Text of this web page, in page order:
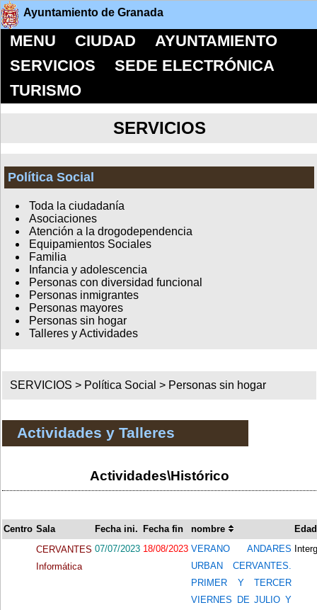
Ayuntamiento de Granada
MENU CIUDAD
AYUNTAMIENTO
SERVICIOS
SEDE ELECTRÓNICA
TURISMO
SERVICIOS
Política Social
Toda la ciudadanía
Asociaciones
Atención a la drogodependencia
Equipamientos Sociales
Familia
Infancia y adolescencia
Personas con diversidad funcional
Personas inmigrantes
Personas mayores
Personas sin hogar
Talleres y Actividades
SERVICIOS > Política Social > Personas sin hogar
Actividades y Talleres
Actividades\Histórico
Centro Sala Fecha ini. Fecha fin nombre
CERVANTES
Informática
07/07/2023 18/08/2023 VERANO ANDARES
URBAN CERVANTES.
PRIMER Y TERCER
VIERNES DE JULIO Y